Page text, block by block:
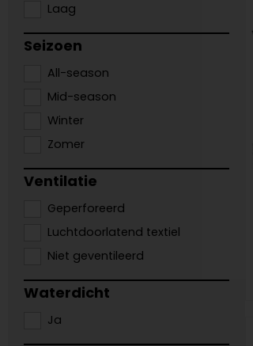
Laag
Seizoen
All-season
Mid-season
Winter
Zomer
Ventilatie
Geperforeerd
Luchtdoorlatend textiel
Niet geventileerd
Waterdicht
Ja